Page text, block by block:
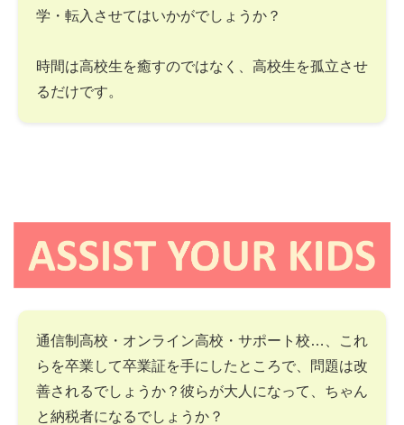
学・転入させてはいかがでしょうか？
時間は高校生を癒すのではなく、高校生を孤立させ
るだけです。
通信制高校・オンライン高校・サポート校…、これ
らを卒業して卒業証を手にしたところで、問題は改
善されるでしょうか？彼らが大人になって、ちゃん
と納税者になるでしょうか？